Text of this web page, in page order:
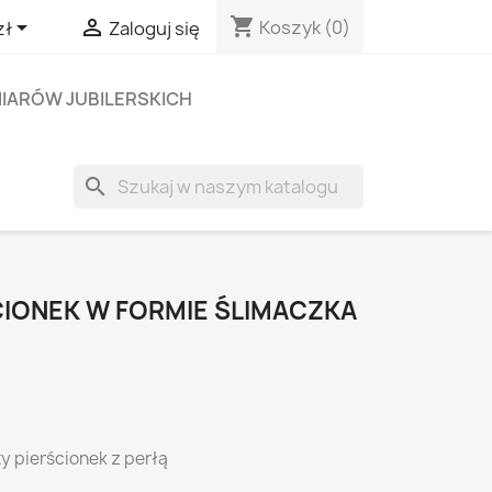
  Zaloguj się shopping_cart Koszyk (0)
JUBILERSKICH
search
W FORMIE ŚLIMACZKA
pierścionek z perłą